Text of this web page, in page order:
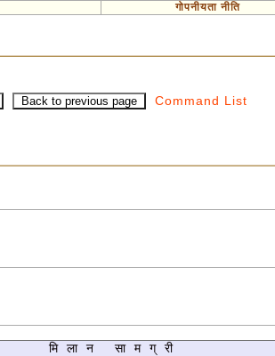
गोपनीयता नीति
Command List
मिलान सामग्री